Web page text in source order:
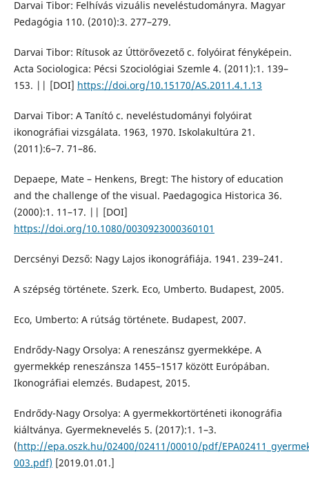
Darvai Tibor: Felhívás vizuális neveléstudományra. Magyar
Pedagógia 110. (2010):3. 277–279.
Darvai Tibor: Rítusok az Úttörővezető c. folyóirat fényképein.
Acta Sociologica: Pécsi Szociológiai Szemle 4. (2011):1. 139–
153. || [DOI] https://doi.org/10.15170/AS.2011.4.1.13
Darvai Tibor: A Tanító c. neveléstudományi folyóirat
ikonográfiai vizsgálata. 1963, 1970. Iskolakultúra 21.
(2011):6–7. 71–86.
Depaepe, Mate – Henkens, Bregt: The history of education
and the challenge of the visual. Paedagogica Historica 36.
(2000):1. 11–17. || [DOI]
https://doi.org/10.1080/0030923000360101
Dercsényi Dezső: Nagy Lajos ikonográfiája. 1941. 239–241.
A szépség története. Szerk. Eco, Umberto. Budapest, 2005.
Eco, Umberto: A rútság története. Budapest, 2007.
Endrődy-Nagy Orsolya: A reneszánsz gyermekképe. A
gyermekkép reneszánsza 1455–1517 között Európában.
Ikonográfiai elemzés. Budapest, 2015.
Endrődy-Nagy Orsolya: A gyermekkortörténeti ikonográfia
kiáltványa. Gyermeknevelés 5. (2017):1. 1–3.
(http://epa.oszk.hu/02400/02411/00010/pdf/
003.pdf) [2019.01.01.]